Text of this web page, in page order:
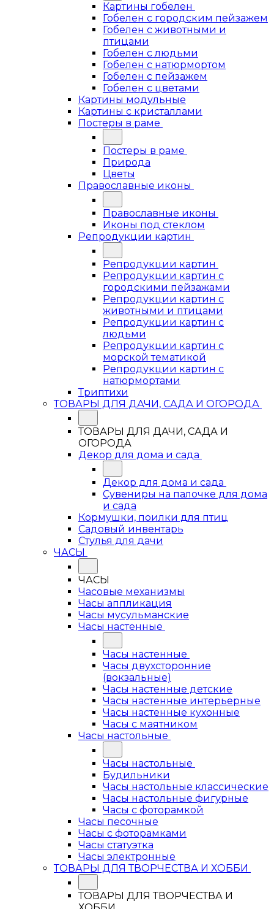
Картины гобелен
Гобелен с городским пейзажем
Гобелен с животными и
птицами
Гобелен с людьми
Гобелен с натюрмортом
Гобелен с пейзажем
Гобелен с цветами
Картины модульные
Картины с кристаллами
Постеры в раме
Постеры в раме
Природа
Цветы
Православные иконы
Православные иконы
Иконы под стеклом
Репродукции картин
Репродукции картин
Репродукции картин с
городскими пейзажами
Репродукции картин с
животными и птицами
Репродукции картин с
людьми
Репродукции картин с
морской тематикой
Репродукции картин с
натюрмортами
Триптихи
ТОВАРЫ ДЛЯ ДАЧИ, САДА И ОГОРОДА
ТОВАРЫ ДЛЯ ДАЧИ, САДА И
ОГОРОДА
Декор для дома и сада
Декор для дома и сада
Сувениры на палочке для дома
и сада
Кормушки, поилки для птиц
Садовый инвентарь
Стулья для дачи
ЧАСЫ
ЧАСЫ
Часовые механизмы
Часы аппликация
Часы мусульманские
Часы настенные
Часы настенные
Часы двухсторонние
(вокзальные)
Часы настенные детские
Часы настенные интерьерные
Часы настенные кухонные
Часы с маятником
Часы настольные
Часы настольные
Будильники
Часы настольные классические
Часы настольные фигурные
Часы с фоторамкой
Часы песочные
Часы с фоторамками
Часы статуэтка
Часы электронные
ТОВАРЫ ДЛЯ ТВОРЧЕСТВА И ХОББИ
ТОВАРЫ ДЛЯ ТВОРЧЕСТВА И